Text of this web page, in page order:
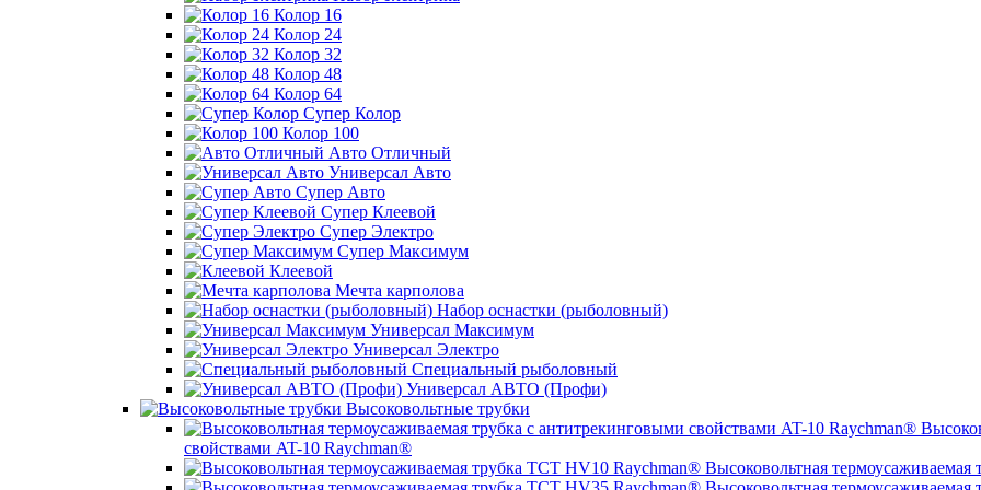
Колор 16
Колор 24
Колор 32
Колор 48
Колор 64
Супер Колор
Колор 100
Авто Отличный
Универсал Авто
Супер Авто
Супер Клеевой
Супер Электро
Супер Максимум
Клеевой
Мечта карполова
Набор оснастки (рыболовный)
Универсал Максимум
Универсал Электро
Специальный рыболовный
Универсал АВТО (Профи)
Высоковольтные трубки
свойствами AT-10 Raychman®
Высоковольтная